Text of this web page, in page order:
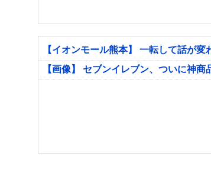
【イオンモール熊本】 一転して話が
【画像】 セブンイレブン、ついに神商